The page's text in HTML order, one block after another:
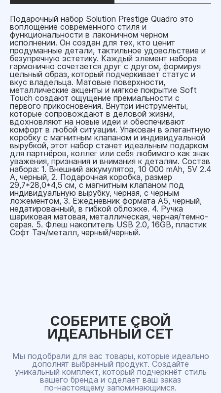
Подарочный набор Solution Prestige Quadro это
воплощение современного стиля и
функциональности в лаконичном черном
исполнении. Он создан для тех, кто ценит
продуманные детали, тактильное удовольствие и
безупречную эстетику. Каждый элемент набора
гармонично сочетается друг с другом, формируя
цельный образ, который подчеркивает статус и
вкус владельца. Матовые поверхности,
металлические акценты и мягкое покрытие Soft
Touch создают ощущение премиальности с
первого прикосновения. Внутри инструменты,
которые сопровождают в деловой жизни,
вдохновляют на новые идеи и обеспечивают
комфорт в любой ситуации. Упакован в элегантную
коробку с магнитным клапаном и индивидуальной
вырубкой, этот набор станет идеальным подарком
для партнёров, коллег или себя любимого как знак
уважения, признания и внимания к деталям. Состав
набора: 1. Внешний аккумулятор, 10 000 mAh, 5V 2.4
A, черный, 2. Подарочная коробка, размер
29,7*28,0*4,5 см, с магнитным клапаном под
индивидуальную вырубку, черная, с черным
ложементом, 3. Ежедневник формата А5, черный,
недатированный, в гибкой обложке. 4. Ручка
шариковая матовая, металлическая, черная/темно-
серая. 5. Флеш накопитель USB 2.0, 16GB, пластик
Софт Тач/металл, черный/черный.
СОБЕРИТЕ СВОЙ
ИДЕАЛЬНЫЙ СЕТ
Мы подобрали для вас товары, которые идеально
дополнят выбранный продукт. Создайте
уникальный комплект, который подчеркнёт стиль
вашего бренда и сделает ваш заказ
по‑настоящему запоминающимся.